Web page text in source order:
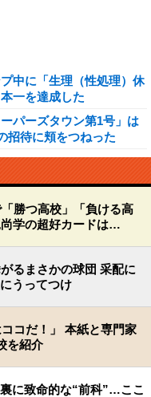
中に「生理（性処理）休
一を達成した
パーズタウン第1号」は
招待に頬をつねった
「勝つ高校」「負ける高
学の超好カードは…
るまさかの球団 采配に
うってつけ
コだ！」 本紙と専門家
を紹介
に致命的な“前科”…ここ